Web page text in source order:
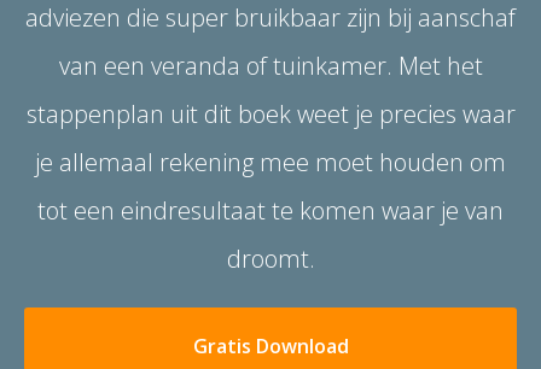
adviezen die super bruikbaar zijn bij aanschaf
van een veranda of tuinkamer. Met het
stappenplan uit dit boek weet je precies waar
je allemaal rekening mee moet houden om
tot een eindresultaat te komen waar je van
droomt.
Gratis Download